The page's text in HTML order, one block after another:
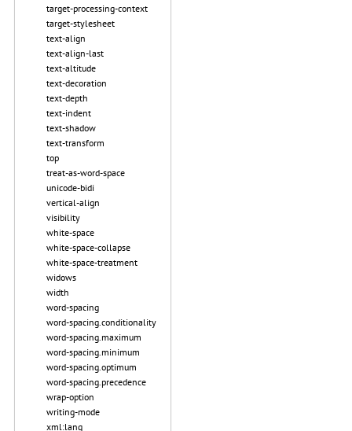
target-processing-context
target-stylesheet
text-align
text-align-last
text-altitude
text-decoration
text-depth
text-indent
text-shadow
text-transform
top
treat-as-word-space
unicode-bidi
vertical-align
visibility
white-space
white-space-collapse
white-space-treatment
widows
width
word-spacing
word-spacing.conditionality
word-spacing.maximum
word-spacing.minimum
word-spacing.optimum
word-spacing.precedence
wrap-option
writing-mode
xml:lang